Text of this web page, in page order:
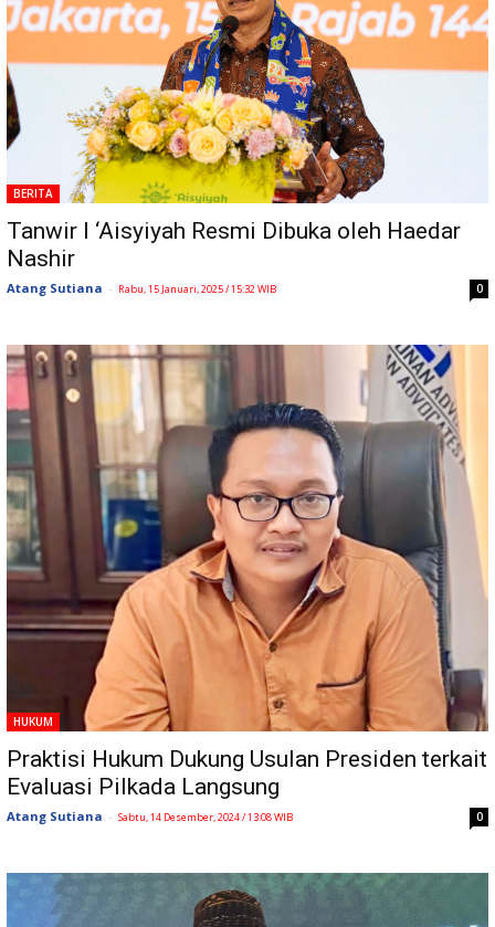
BERITA
Tanwir I ‘Aisyiyah Resmi Dibuka oleh Haedar
Nashir
Atang Sutiana - Rabu, 15 Januari, 2025 / 15:32 WIB 0
HUKUM
Praktisi Hukum Dukung Usulan Presiden terkait
Evaluasi Pilkada Langsung
Atang Sutiana - Sabtu, 14 Desember, 2024 / 13:08 WIB 0